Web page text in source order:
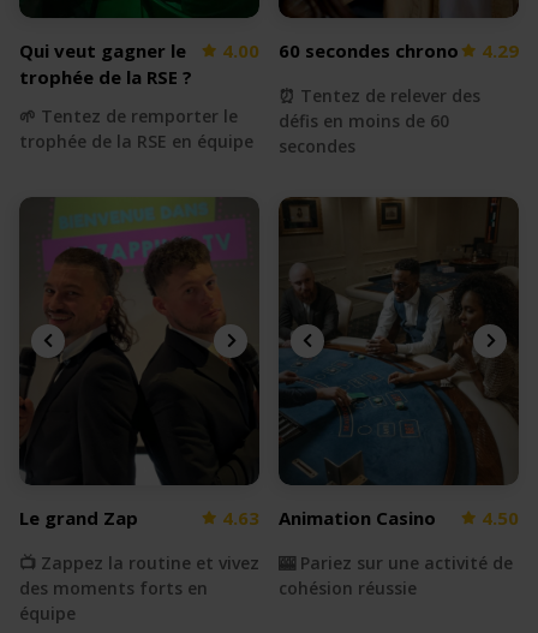
Qui veut gagner le
trophée de la RSE ?
4.00
🌱 Tentez de remporter le
trophée de la RSE en équipe
60 secondes chrono 4.29
⏰ Tentez de relever des
défis en moins de 60
secondes
Le grand Zap 4.63
📺 Zappez la routine et vivez
des moments forts en
équipe
Animation Casino 4.50
🎰 Pariez sur une activité de
cohésion réussie